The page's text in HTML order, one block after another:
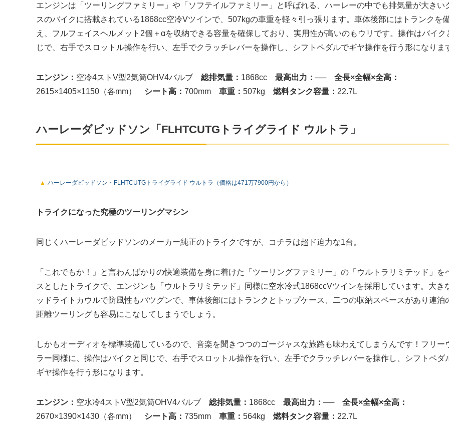
エンジンは「ツーリングファミリー」や「ソフテイルファミリー」と呼ばれる、ハーレーの中でも排気量が大きい
スのバイクに搭載されている1868cc空冷Vツインで、507kgの車重を軽々引っ張ります。車体後部にはトランクを
え、フルフェイスヘルメット2個＋αを収納できる容量を確保しており、実用性が高いのもウリです。操作はバイク
じで、右手でスロットル操作を行い、左手でクラッチレバーを操作し、シフトペダルでギヤ操作を行う形になりま
エンジン： 空冷4ストV型2気筒OHV4バルブ 総排気量： 1868cc 最高出力： ── 全長×全幅×全高：
2615×1405×1150（各mm） シート高： 700mm 車重： 507kg 燃料タンク容量： 22.7L
ハーレーダビッドソン「FLHTCUTGトライグライド ウルトラ」
ハーレーダビッドソン・FLHTCUTGトライグライド ウルトラ（価格は471万7900円から）
トライクになった究極のツーリングマシン
同じくハーレーダビッドソンのメーカー純正のトライクですが、コチラは超ド迫力な1台。
「これでもか！」と言わんばかりの快適装備を身に着けた「ツーリングファミリー」の「ウルトラリミテッド」を
スとしたトライクで、エンジンも「ウルトラリミテッド」同様に空水冷式1868ccVツインを採用しています。大き
ッドライトカウルで防風性もバツグンで、車体後部にはトランクとトップケース、二つの収納スペースがあり連泊
距離ツーリングも容易にこなしてしまうでしょう。
しかもオーディオを標準装備しているので、音楽を聞きつつのゴージャスな旅路も味わえてしまうんです！フリー
ラー同様に、操作はバイクと同じで、右手でスロットル操作を行い、左手でクラッチレバーを操作し、シフトペダ
ギヤ操作を行う形になります。
エンジン： 空水冷4ストV型2気筒OHV4バルブ 総排気量： 1868cc 最高出力： ── 全長×全幅×全高：
2670×1390×1430（各mm） シート高： 735mm 車重： 564kg 燃料タンク容量： 22.7L